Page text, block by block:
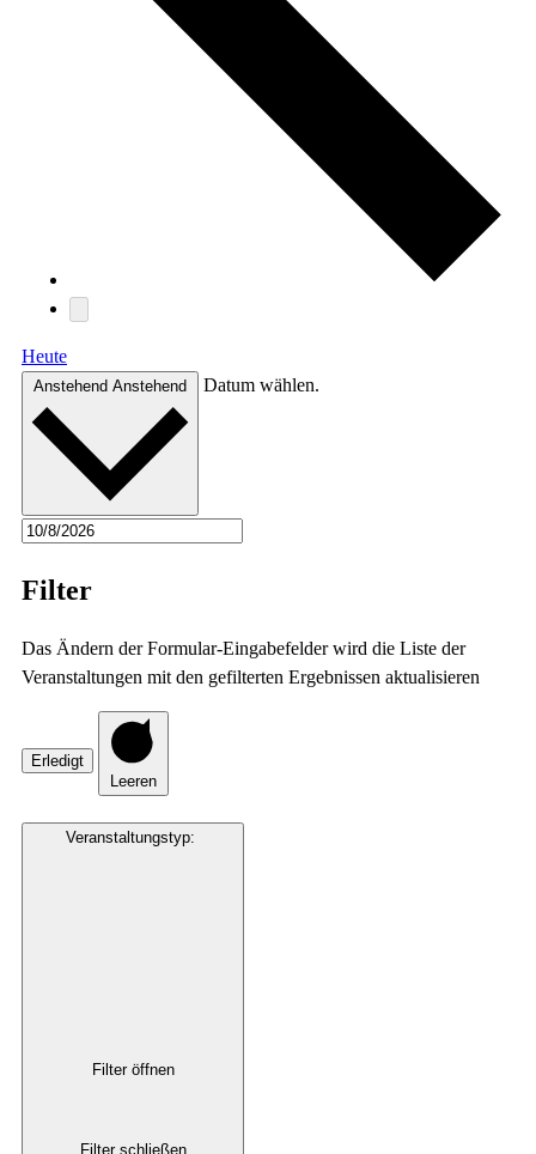
Heute
Anstehend Anstehend Datum wählen.
Filter
Das Ändern der Formular-Eingabefelder wird die Liste der
Veranstaltungen mit den gefilterten Ergebnissen aktualisieren
Erledigt
Leeren
Veranstaltungstyp:
Filter öffnen
Filter schließen